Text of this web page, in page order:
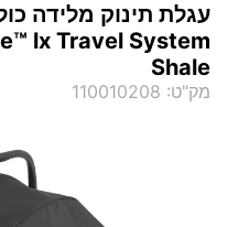
Shale
110010208 :מק"ט